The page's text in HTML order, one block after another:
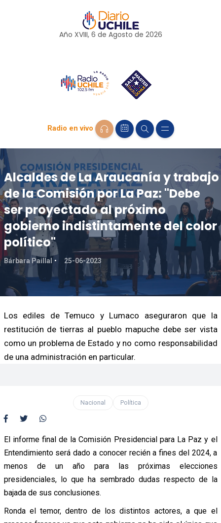
Año XVIII, 6 de Agosto de 2026
Radio en vivo
Alcaldes de La Araucanía y trabajo
de la Comisión por La Paz: "Debe
ser proyectado al próximo
gobierno indistintamente del color
político"
Bárbara Paillal 25-06-2023
Los ediles de Temuco y Lumaco aseguraron que la
restitución de tierras al pueblo mapuche debe ser vista
como un problema de Estado y no como responsabilidad
de una administración en particular.
Nacional Política
El informe final de la Comisión Presidencial para La Paz y el
Entendimiento será dado a conocer recién a fines del 2024, a
menos de un año para las próximas elecciones
presidenciales, lo que ha sembrado dudas respecto de la
bajada de sus conclusiones.
Ronda el temor, dentro de los distintos actores, a que el